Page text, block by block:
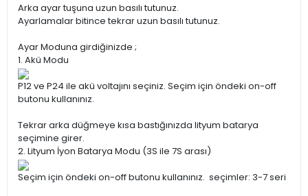
Arka ayar tuşuna uzun basılı tutunuz.
Ayarlamalar bitince tekrar uzun basılı tutunuz.
Ayar Moduna girdiğinizde ;
1. Akü Modu
P12 ve P24 ile akü voltajını seçiniz. Seçim için öndeki on-off
butonu kullanınız.
Tekrar arka düğmeye kısa bastığınızda lityum batarya
seçimine girer.
2. Lityum İyon Batarya Modu (3S ile 7S arası)
Seçim için öndeki on-off butonu kullanınız. seçimler: 3-7 seri